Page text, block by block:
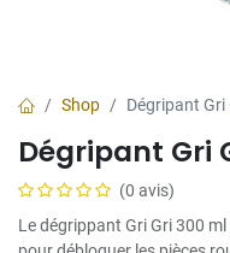
Shop Dégripant Gri
Dégripant Gri
(0 avis)
Le dégrippant Gri Gri 300